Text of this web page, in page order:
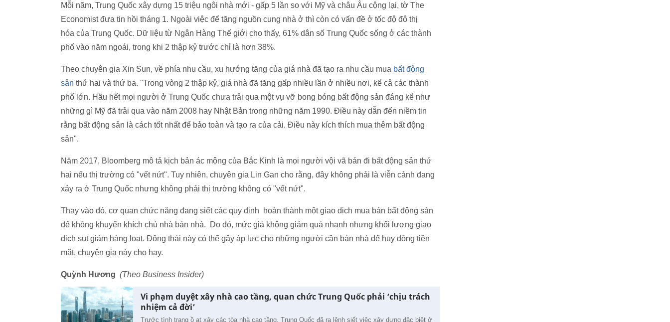
Mỗi năm, Trung Quốc xây dựng 15 triệu ngôi nhà mới - gấp 5 lần so với Mỹ và châu Âu cộng lại, tờ The
Economist đưa tin hồi tháng 1. Ngoài việc để tăng nguồn cung nhà ở thì còn có vấn đề ở tốc độ đô thị
hóa của Trung Quốc. Dữ liệu từ Ngân Hàng Thế giới cho thấy, 61% dân số Trung Quốc sống ở các thành
phố vào năm ngoái, trong khi 2 thập kỷ trước chỉ là hơn 38%.
Theo chuyên gia Xin Sun, về phía nhu cầu, xu hướng tăng của giá nhà đã tạo ra nhu cầu mua bất động
sản thứ hai và thứ ba. "Trong vòng 2 thập kỷ, giá nhà đã tăng gấp nhiều lần ở nhiều nơi, kể cả các thành
phố lớn. Hầu hết mọi người ở Trung Quốc chưa trải qua một vụ vỡ bong bóng bất động sản đáng kể như
những gì Mỹ đã trải qua vào năm 2008 hay Nhật Bản trong những năm 1990. Điều này dẫn đến niềm tin
rằng bất động sản là cách tốt nhất để bảo toàn và tạo ra của cải. Điều này kích thích mua thêm bất động
sản".
Năm 2017, Bloomberg mô tả kịch bản ác mộng của Bắc Kinh là mọi người vội vã bán đi bất động sản thứ
hai nếu thị trường có "vết nứt". Tuy nhiên, chuyên gia Lin Gan cho rằng, đây không phải là viễn cảnh đang
xảy ra ở Trung Quốc nhưng không phải thị trường không có "vết nứt".
Thay vào đó, cơ quan chức năng đang siết các quy định hoàn thành một giao dịch mua bán bất động sản
để không khuyến khích chủ nhà bán nhà. Do đó, mức giá không giảm quá nhanh nhưng khối lượng giao
dịch sụt giảm hàng loạt. Động thái này có thể gây áp lực cho những người cần bán nhà để huy động tiền
mặt, chuyên gia này cho hay.
Quỳnh Hương (Theo Business Insider)
Vi phạm duyệt xây nhà cao tầng, quan chức Trung Quốc phải ‘chịu trách
nhiệm cả đời’
Trước tình trạng ồ ạt xây các tòa nhà cao tầng, Trung Quốc đã ra lệnh siết việc xây dựng đặc biệt ở